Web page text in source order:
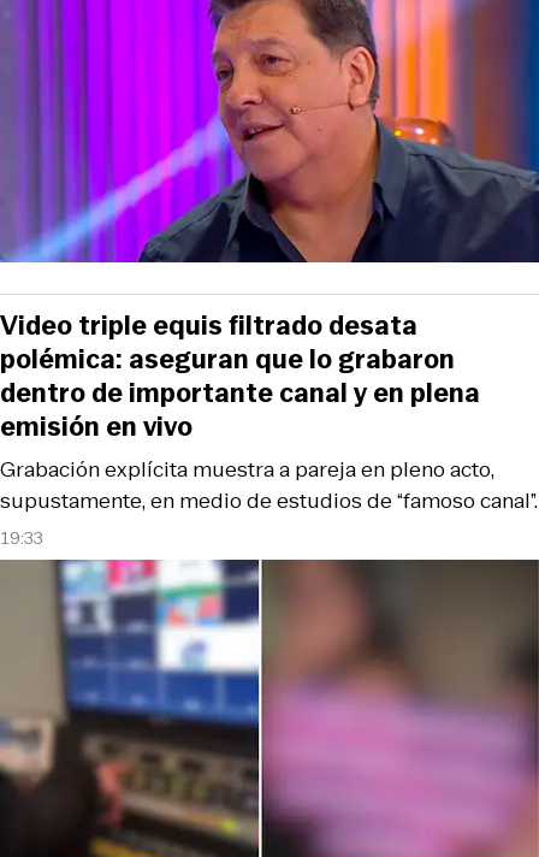
19:33
Grabación explícita muestra a pareja en pleno acto,
supustamente, en medio de estudios de “famoso canal”.
Video triple equis filtrado desata
polémica: aseguran que lo grabaron
dentro de importante canal y en plena
emisión en vivo